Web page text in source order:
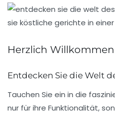
Herzlich
Entdecken Sie die Welt
Tauchen Sie ein in die
nur für ihre Funktionalität,